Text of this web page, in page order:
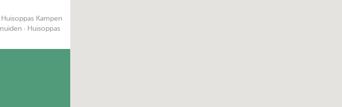
Huisoppas Kampen
· Huisoppas